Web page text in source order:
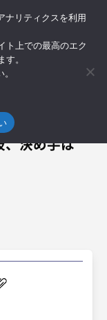
のお知ら
」
、決め手は
ナリティクスを利用
ト上での最高のエク
。